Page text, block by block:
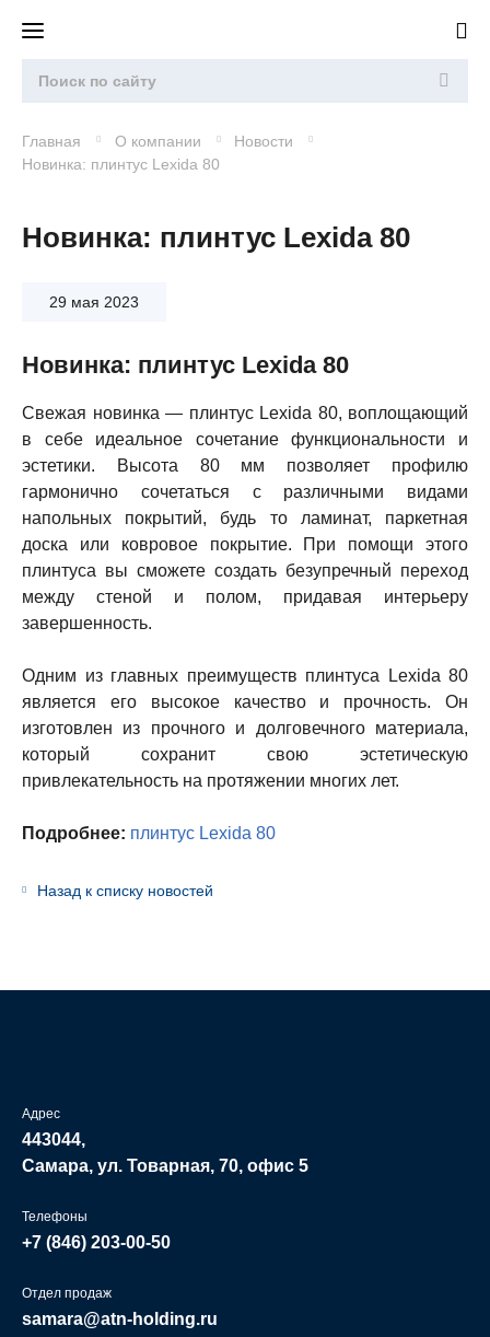
Главная О компании
Новости
Новинка: плинтус Lexida 80
Новинка: плинтус Lexida 80
29 мая 2023
Новинка: плинтус Lexida 80
Свежая новинка — плинтус Lexida 80, воплощающий
в себе идеальное сочетание функциональности и
эстетики. Высота 80 мм позволяет профилю
гармонично сочетаться с различными видами
напольных покрытий, будь то ламинат, паркетная
доска или ковровое покрытие. При помощи этого
плинтуса вы сможете создать безупречный переход
между стеной и полом, придавая интерьеру
завершенность.
Одним из главных преимуществ плинтуса Lexida 80
является его высокое качество и прочность. Он
изготовлен из прочного и долговечного материала,
который сохранит свою эстетическую
привлекательность на протяжении многих лет.
Подробнее: плинтус Lexida 80
Назад к списку новостей
Адрес
443044,
Самара, ул. Товарная, 70, офис 5
Телефоны
+7 (846) 203-00-50
Отдел продаж
samara@atn-holding.ru